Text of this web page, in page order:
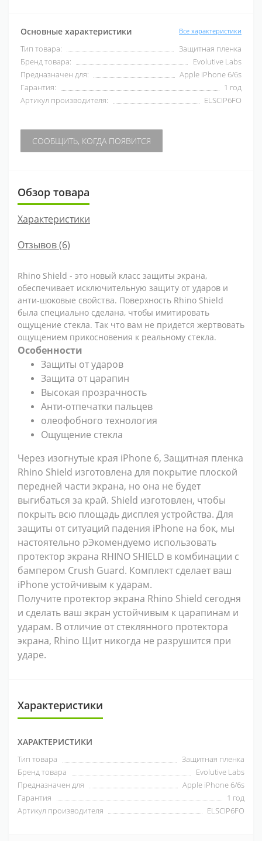
Основные характеристики Все характеристики
Тип товара:
Защитная пленка
Бренд товара:
Evolutive Labs
Предназначен для:
Apple iPhone 6/6s
Гарантия:
1 год
Артикул производителя:
ELSCIP6FO
СООБЩИТЬ, КОГДА ПОЯВИТСЯ
Обзор товара
Характеристики
Отзывов (6)
Rhino Shield - это новый класс защиты экрана,
обеспечивает исключительную защиту от ударов и
анти-шоковые свойства. Поверхность Rhino Shield
была специально сделана, чтобы имитировать
ощущение стекла. Так что вам не придется жертвовать
ощущением прикосновения к реальному стекла.
Особенности
Защиты от ударов
Защита от царапин
Высокая прозрачность
Анти-отпечатки пальцев
олеофобного технология
Ощущение стекла
Через изогнутые края iPhone 6, Защитная пленка
Rhino Shield изготовлена для покрытие плоской
передней части экрана, но она не будет
выгибаться за край. Shield изготовлен, чтобы
покрыть всю площадь дисплея устройства. Для
защиты от ситуаций падения iPhone на бок, мы
настоятельно рЭкомендуемо использовать
протектор экрана RHINO SHIELD в комбинации с
бампером Crush Guard. Комплект сделает ваш
iPhone устойчивым к ударам.
Получите протектор экрана Rhino Shield сегодня
и сделать ваш экран устойчивым к царапинам и
ударам. В отличие от стеклянного протектора
экрана, Rhino Щит никогда не разрушится при
ударе.
Характеристики
ХАРАКТЕРИСТИКИ
Тип товара
Защитная пленка
Бренд товара
Evolutive Labs
Предназначен для
Apple iPhone 6/6s
Гарантия
1 год
Артикул производителя
ELSCIP6FO